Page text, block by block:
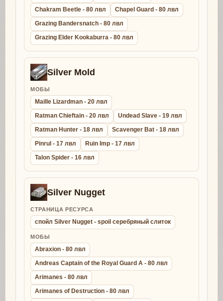
Chakram Beetle - 80 лвл
Chapel Guard - 80 лвл
Grazing Bandersnatch - 80 лвл
Grazing Elder Kookaburra - 80 лвл
Silver Mold
МОБЫ
Maille Lizardman - 20 лвл
Ratman Chieftain - 20 лвл
Undead Slave - 19 лвл
Ratman Hunter - 18 лвл
Scavenger Bat - 18 лвл
Pinrul - 17 лвл
Ruin Imp - 17 лвл
Talon Spider - 16 лвл
Silver Nugget
СТРАНИЦА РЕСУРСА
спойл Silver Nugget - spoil серебряный слиток
МОБЫ
Abraxion - 80 лвл
Andreas Captain of the Royal Guard A - 80 лвл
Arimanes - 80 лвл
Arimanes of Destruction - 80 лвл